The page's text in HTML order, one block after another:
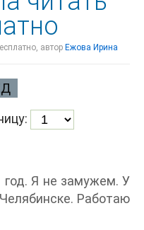
автор Ежова Ирина
Я не замужем. У
Работаю